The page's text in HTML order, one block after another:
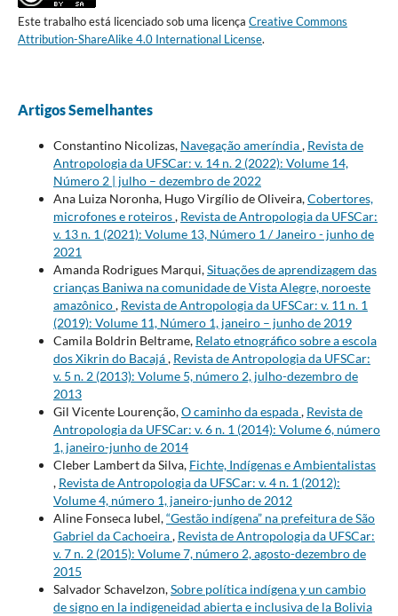
Este trabalho está licenciado sob uma licença Creative Commons
Attribution-ShareAlike 4.0 International License.
Artigos Semelhantes
Constantino Nicolizas, Navegação ameríndia, Revista de
Antropologia da UFSCar: v. 14 n. 2 (2022): Volume 14,
Número 2 | julho – dezembro de 2022
Ana Luiza Noronha, Hugo Virgílio de Oliveira,Cobertores,
microfones e roteiros, Revista de Antropologia da UFSCar:
v. 13 n. 1 (2021): Volume 13, Número 1 / Janeiro - junho de
2021
Amanda Rodrigues Marqui,Situações de aprendizagem das
crianças Baniwa na comunidade de Vista Alegre, noroeste
amazônico, Revista de Antropologia da UFSCar: v. 11 n. 1
(2019): Volume 11, Número 1, janeiro – junho de 2019
Camila Boldrin Beltrame, Relato etnográfico sobre a escola
dos Xikrin do Bacajá, Revista de Antropologia da UFSCar:
v. 5 n. 2 (2013): Volume 5, número 2, julho-dezembro de
2013
Gil Vicente Lourenção,O caminho da espada, Revista de
Antropologia da UFSCar: v. 6 n. 1 (2014): Volume 6, número
1, janeiro-junho de 2014
Cleber Lambert da Silva, Fichte, Indígenas e Ambientalistas
, Revista de Antropologia da UFSCar: v. 4 n. 1 (2012):
Volume 4, número 1, janeiro-junho de 2012
Aline Fonseca Iubel,“Gestão indígena” na prefeitura de São
Gabriel da Cachoeira, Revista de Antropologia da UFSCar:
v. 7 n. 2 (2015): Volume 7, número 2, agosto-dezembro de
2015
Salvador Schavelzon,Sobre política indígena y un cambio
de signo en la indigeneidad abierta e inclusiva de la Bolivia